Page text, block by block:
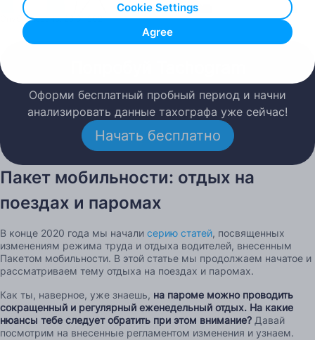
Cookie Settings
Agree
Опубликовано: 28.01.2021
Оформи бесплатный пробный период и начни
анализировать данные тахографа уже сейчас!
Начать бесплатно
Пакет мобильности: отдых на
поездах и паромах
В конце 2020 года мы начали серию статей, посвященных
изменениям режима труда и отдыха водителей, внесенным
Пакетом мобильности. В этой статье мы продолжаем начатое и
рассматриваем тему отдыха на поездах и паромах.
Как ты, наверное, уже знаешь, на пароме можно проводить
сокращенный и регулярный еженедельный отдых. На какие
нюансы тебе следует обратить при этом внимание? Давай
посмотрим на внесенные регламентом изменения и узнаем.